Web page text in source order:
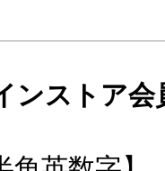
ンストア会